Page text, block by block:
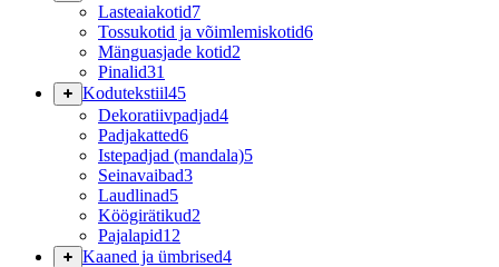
Lasteaiakotid7
Tossukotid ja võimlemiskotid6
Mänguasjade kotid2
Pinalid31
Kodutekstiil45
Dekoratiivpadjad4
Padjakatted6
Istepadjad (mandala)5
Seinavaibad3
Laudlinad5
Köögirätikud2
Pajalapid12
Kaaned ja ümbrised4